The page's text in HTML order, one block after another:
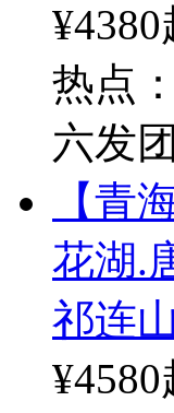
¥4380
热点
六发
【青
花湖.
祁连
¥4580